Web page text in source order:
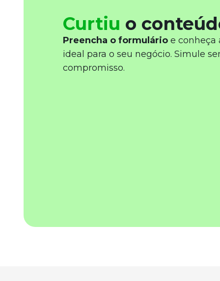
Curtiu o
Preencha o formulário e conheça
ideal para o seu negócio. Simule
compromisso.